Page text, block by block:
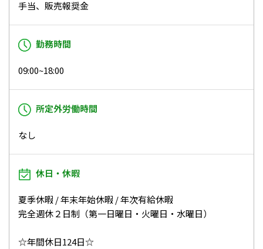
手当、販売報奨金
勤務時間
09:00~18:00
所定外労働時間
なし
休日・休暇
夏季休暇 / 年末年始休暇 / 年次有給休暇
完全週休２日制（第一日曜日・火曜日・水曜日）
☆年間休日124日☆